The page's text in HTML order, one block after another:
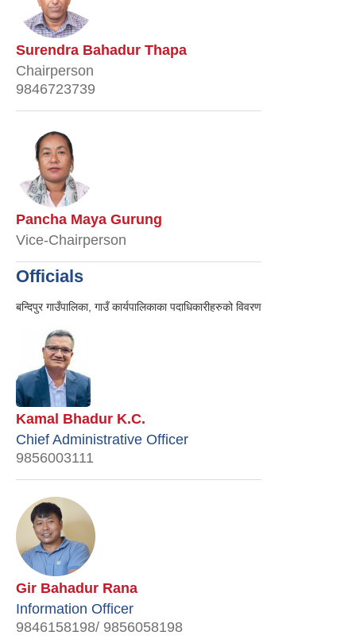
Surendra Bahadur Thapa
Chairperson
9846723739
Pancha Maya Gurung
Vice-Chairperson
Officials
बन्दिपुर गाउँपालिका, गाउँ कार्यपालिकाका पदाधिकारीहरुको विवरण
Kamal Bhadur K.C.
Chief Administrative Officer
9856003111
Gir Bahadur Rana
Information Officer
9846158198/ 9856058198